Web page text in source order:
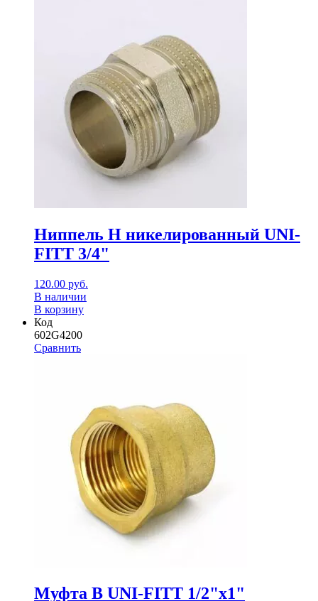
Ниппель Н никелированный UNI-
FITT 3/4"
120.00 руб.
В наличии
В корзину
Код
602G4200
Сравнить
Муфта В UNI-FITT 1/2"x1"